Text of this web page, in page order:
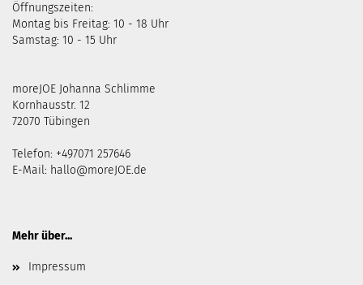
Öffnungszeiten:
Montag bis Freitag: 10 - 18 Uhr
Samstag: 10 - 15 Uhr
moreJOE Johanna Schlimme
Kornhausstr. 12
72070 Tübingen
Telefon: +497071 257646
E-Mail: hallo@moreJOE.de
Mehr über...
Impressum